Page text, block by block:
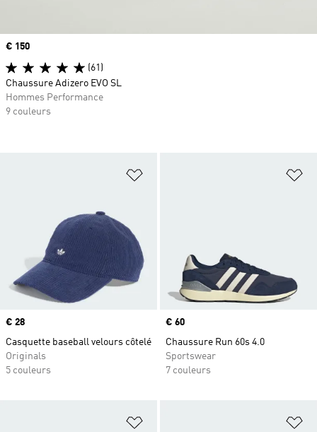
Ajouter à la Liste de produits
Prix
€ 28
Casquette baseball velours côtelé
Originals
5 couleurs
Prix
€ 60
Chaussure Run 60s 4.0
Sportswear
7 couleurs
Ajouter à la Liste de produits
Prix
€ 150
(61)
Chaussure Adizero EVO SL
Hommes Performance
9 couleurs